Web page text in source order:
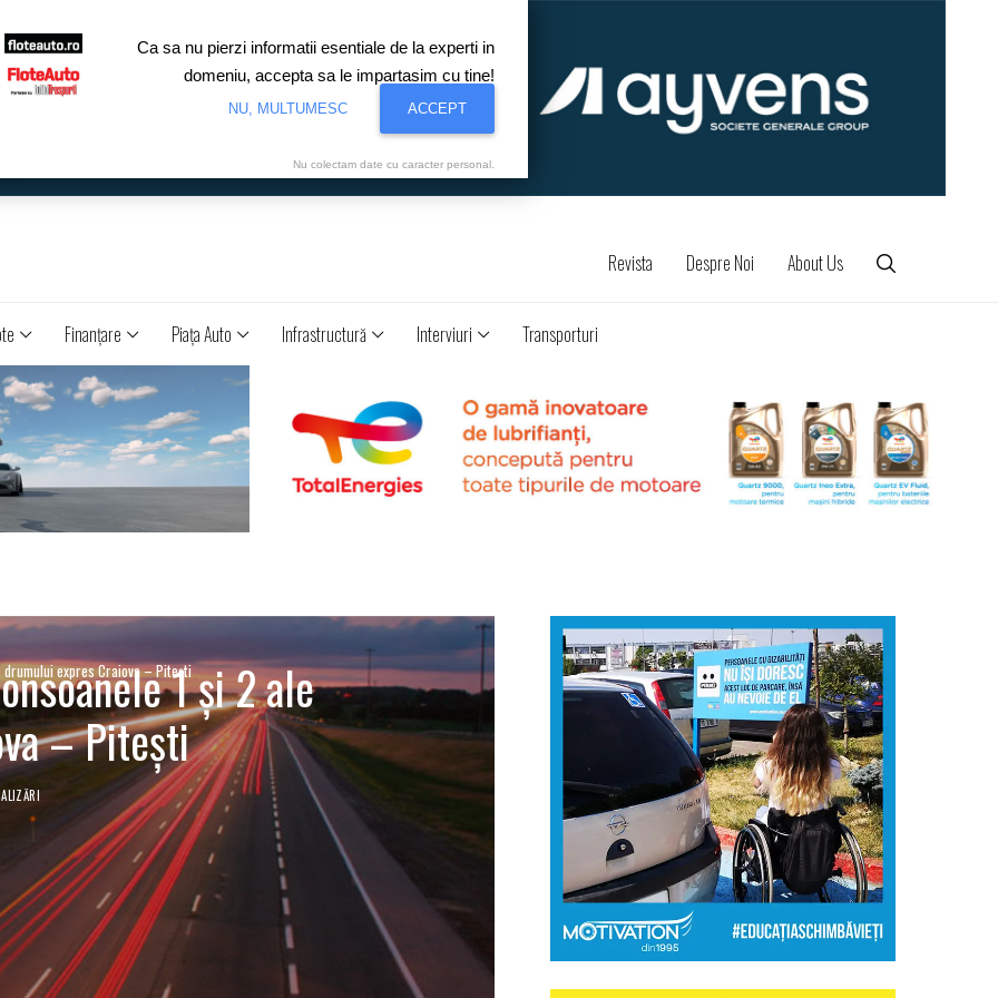
Revista Despre Noi About Us
Finanţare Piaţa Auto Infrastructură Interviuri Transporturi
expres Craiova – Piteşti1 şi 2 ale
– Piteşti
Ca sa nu pierzi informatii esentiale de la experti in
domeniu, accepta sa le impartasim cu tine!
NU, MULTUMESC ACCEPT
Nu colectam date cu caracter personal.